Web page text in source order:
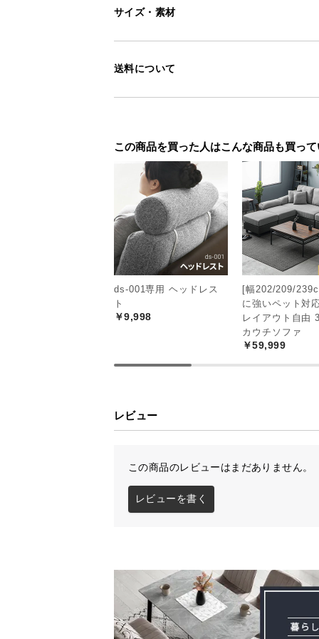
サイズ・素材
送料について
この商品を買った人はこんな商品も買っ
ds-001専用 ヘッドレス
ト
￥9,998
[幅202/209/
に強いペット対
レイアウト自由
カウチソファ
￥59,999
レビュー
この商品のレビューはまだありません。
レビューを書く